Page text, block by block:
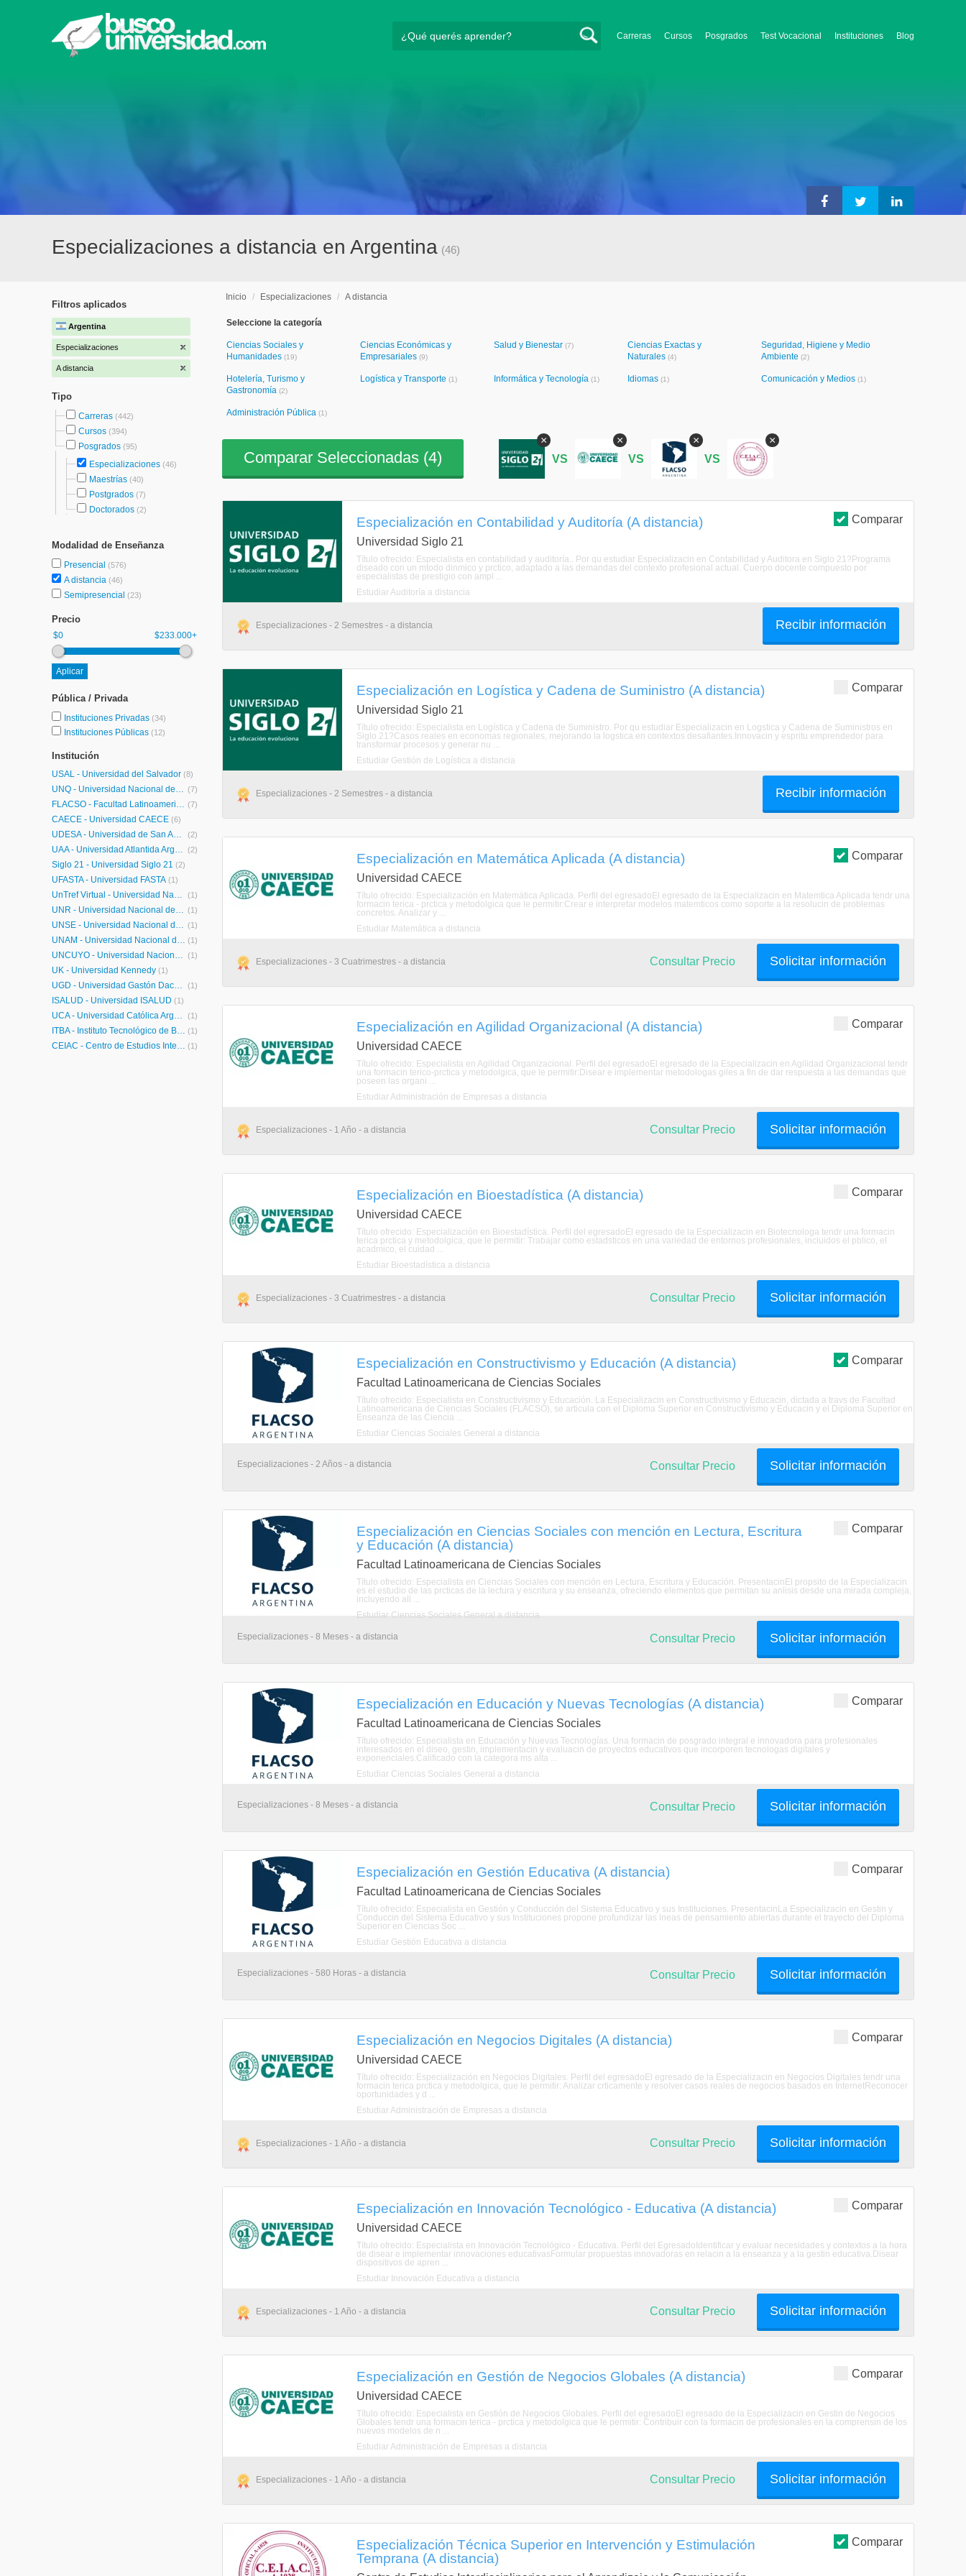
Carreras Cursos Posgrados Test Vocacional Instituciones Blog
Especializaciones a distancia en Argentina (46)
Filtros aplicados
Argentina
Especializaciones
A distancia
Tipo
Carreras (442)
Cursos (394)
Posgrados (95)
Especializaciones (46)
Maestrías (40)
Postgrados (7)
Doctorados (2)
Modalidad de Enseñanza
Presencial (576)
A distancia (46)
Semipresencial (23)
Precio
$0 $233.000+
Pública / Privada
Instituciones Privadas (34)
Instituciones Públicas (12)
Institución
USAL - Universidad del Salvador (8)
UNQ - Universidad Nacional de Quilmes Posgrados (7)
FLACSO - Facultad Latinoamericana de Ciencias Sociales (7)
CAECE - Universidad CAECE (6)
UDESA - Universidad de San Andrés (2)
UAA - Universidad Atlantida Argentina (2)
Siglo 21 - Universidad Siglo 21 (2)
UFASTA - Universidad FASTA (1)
UnTref Virtual - Universidad Nacional Tres de Febrero Virtual (1)
UNR - Universidad Nacional de Rosario (1)
UNSE - Universidad Nacional de Santiago del Estero (1)
UNAM - Universidad Nacional de Misiones (1)
UNCUYO - Universidad Nacional de Cuyo (1)
UK - Universidad Kennedy (1)
UGD - Universidad Gastón Dachary (1)
ISALUD - Universidad ISALUD (1)
UCA - Universidad Católica Argentina (1)
ITBA - Instituto Tecnológico de Buenos Aires (1)
CEIAC - Centro de Estudios Interdisciplinarios para el Aprendizaje y la Comunicación (1)
Inicio / Especializaciones / A distancia
Seleccione la categoría
Ciencias Sociales y
Humanidades (19)
Ciencias Económicas y
Empresariales (9)
Salud y Bienestar (7)
Ciencias Exactas y
Naturales (4)
Seguridad, Higiene y Medio
Ambiente (2)
Hotelería, Turismo y
Gastronomía (2)
Logística y Transporte (1) Informática y Tecnología (1) Idiomas (1) Comunicación y Medios (1)
Administración Pública (1)
Comparar Seleccionadas (4)
×
VS
×
VS
×
VS
×
Comparar
Especialización en Contabilidad y Auditoría (A distancia)
Universidad Siglo 21
Título ofrecido: Especialista en contabilidad y auditoría.. Por qu estudiar Especializacin en Contabilidad y Auditora en Siglo 21?Programa
diseado con un mtodo dinmico y prctico, adaptado a las demandas del contexto profesional actual. Cuerpo docente compuesto por
especialistas de prestigio con ampl ...
Estudiar Auditoría a distancia
Especializaciones - 2 Semestres - a distancia Recibir información
Comparar
Especialización en Logística y Cadena de Suministro (A distancia)
Universidad Siglo 21
Título ofrecido: Especialista en Logística y Cadena de Suministro. Por qu estudiar Especializacin en Logstica y Cadena de Suministros en
Siglo 21?Casos reales en economas regionales, mejorando la logstica en contextos desafiantes.Innovacin y espritu emprendedor para
transformar procesos y generar nu ...
Estudiar Gestión de Logística a distancia
Especializaciones - 2 Semestres - a distancia Recibir información
Comparar
Especialización en Matemática Aplicada (A distancia)
Universidad CAECE
Título ofrecido: Especialización en Matemática Aplicada. Perfil del egresadoEl egresado de la Especializacin en Matemtica Aplicada tendr una
formacin terica - prctica y metodolgica que le permitir:Crear e interpretar modelos matemticos como soporte a la resolucin de problemas
concretos. Analizar y ...
Estudiar Matemática a distancia
Especializaciones - 3 Cuatrimestres - a distancia Solicitar información
Consultar Precio
Comparar
Especialización en Agilidad Organizacional (A distancia)
Universidad CAECE
Título ofrecido: Especialista en Agilidad Organizacional. Perfil del egresadoEl egresado de la Especializacin en Agilidad Organizacional tendr
una formacin terico-prctica y metodolgica, que le permitir:Disear e implementar metodologas giles a fin de dar respuesta a las demandas que
poseen las organi ...
Estudiar Administración de Empresas a distancia
Especializaciones - 1 Año - a distancia Solicitar información
Consultar Precio
Comparar
Especialización en Bioestadística (A distancia)
Universidad CAECE
Título ofrecido: Especialización en Bioestadística. Perfil del egresadoEl egresado de la Especializacin en Biotecnologa tendr una formacin
terica prctica y metodolgica, que le permitir: Trabajar como estadsticos en una variedad de entornos profesionales, incluidos el pblico, el
acadmico, el cuidad ...
Estudiar Bioestadística a distancia
Especializaciones - 3 Cuatrimestres - a distancia Solicitar información
Consultar Precio
Comparar
Especialización en Constructivismo y Educación (A distancia)
Facultad Latinoamericana de Ciencias Sociales
Título ofrecido: Especialista en Constructivismo y Educación. La Especializacin en Constructivismo y Educacin, dictada a travs de Facultad
Latinoamericana de Ciencias Sociales (FLACSO), se articula con el Diploma Superior en Constructivismo y Educacin y el Diploma Superior en
Enseanza de las Ciencia ...
Estudiar Ciencias Sociales General a distancia
Especializaciones - 2 Años - a distancia Solicitar información
Consultar Precio
Comparar
Especialización en Ciencias Sociales con mención en Lectura, Escritura
y Educación (A distancia)
Facultad Latinoamericana de Ciencias Sociales
Título ofrecido: Especialista en Ciencias Sociales con mención en Lectura, Escritura y Educación. PresentacinEl propsito de la Especializacin
es el estudio de las prcticas de la lectura y escritura y su enseanza, ofreciendo elementos que permitan su anlisis desde una mirada compleja,
incluyendo all ...
Estudiar Ciencias Sociales General a distancia
Especializaciones - 8 Meses - a distancia Solicitar información
Consultar Precio
Comparar
Especialización en Educación y Nuevas Tecnologías (A distancia)
Facultad Latinoamericana de Ciencias Sociales
Título ofrecido: Especialista en Educación y Nuevas Tecnologías. Una formacin de posgrado integral e innovadora para profesionales
interesados en el diseo, gestin, implementacin y evaluacin de proyectos educativos que incorporen tecnologas digitales y
exponenciales.Calificado con la categora ms alta ...
Estudiar Ciencias Sociales General a distancia
Especializaciones - 8 Meses - a distancia Solicitar información
Consultar Precio
Comparar
Especialización en Gestión Educativa (A distancia)
Facultad Latinoamericana de Ciencias Sociales
Título ofrecido: Especialista en Gestión y Conducción del Sistema Educativo y sus Instituciones. PresentacinLa Especializacin en Gestin y
Conduccin del Sistema Educativo y sus Instituciones propone profundizar las lneas de pensamiento abiertas durante el trayecto del Diploma
Superior en Ciencias Soc ...
Estudiar Gestión Educativa a distancia
Especializaciones - 580 Horas - a distancia Solicitar información
Consultar Precio
Comparar
Especialización en Negocios Digitales (A distancia)
Universidad CAECE
Título ofrecido: Especialización en Negocios Digitales. Perfil del egresadoEl egresado de la Especializacin en Negocios Digitales tendr una
formacin terica prctica y metodolgica, que le permitir: Analizar crticamente y resolver casos reales de negocios basados en InternetReconocer
oportunidades y d ...
Estudiar Administración de Empresas a distancia
Especializaciones - 1 Año - a distancia Solicitar información
Consultar Precio
Comparar
Especialización en Innovación Tecnológico - Educativa (A distancia)
Universidad CAECE
Título ofrecido: Especialista en Innovación Tecnológico - Educativa. Perfil del EgresadoIdentificar y evaluar necesidades y contextos a la hora
de disear e implementar innovaciones educativasFormular propuestas innovadoras en relacin a la enseanza y a la gestin educativa.Disear
dispositivos de apren ...
Estudiar Innovación Educativa a distancia
Especializaciones - 1 Año - a distancia Solicitar información
Consultar Precio
Comparar
Especialización en Gestión de Negocios Globales (A distancia)
Universidad CAECE
Título ofrecido: Especialista en Gestión de Negocios Globales. Perfil del egresadoEl egresado de la Especializacin en Gestin de Negocios
Globales tendr una formacin terica - prctica y metodolgica que le permitir: Contribuir con la formacin de profesionales en la comprensin de los
nuevos modelos de n ...
Estudiar Administración de Empresas a distancia
Especializaciones - 1 Año - a distancia Solicitar información
Consultar Precio
Comparar
Especialización Técnica Superior en Intervención y Estimulación
Temprana (A distancia)